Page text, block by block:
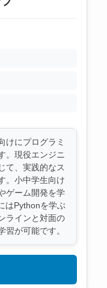
けにプログラミ
。現役エンジニ
て、実践的なス
。小中学生向け
ゲーム開発を学
はPythonを学ぶ
ラインと対面の
習が可能です。